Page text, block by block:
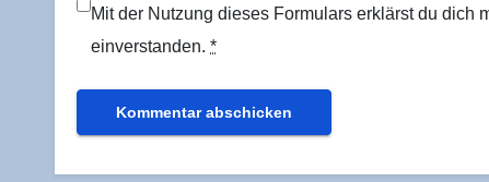
Mit der Nutzung dieses Formulars erklärst du dich
einverstanden. *